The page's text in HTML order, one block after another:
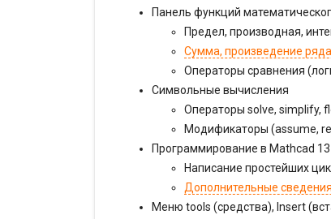
Панель функций
Предел, производная,
Сумма, произведение
Операторы сравнения
Символьные вычисления
Операторы solve, simplify,
Модификаторы (assume,
Программирование в Mathcad 13
Написание простейших
Дополнительные
Меню tools (средства), Insert